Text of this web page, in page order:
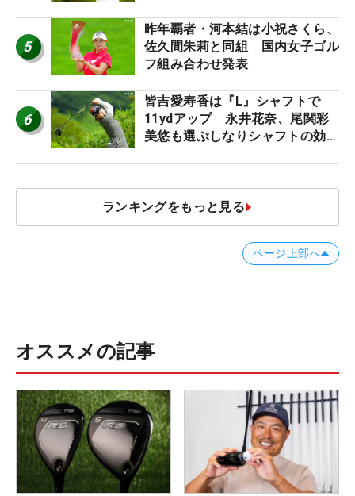
ロたちの“飛ばしギア”】
5
昨年覇者・河本結は小祝さくら、
佐久間朱莉と同組 国内女子ゴル
フ組み合わせ発表
6
皆吉愛寿香は『L』シャフトで
11ydアップ 永井花奈、尾関彩
美悠も選ぶしなりシャフトの効果
ランキングをもっと見る
ページ上部へ
オススメの記事